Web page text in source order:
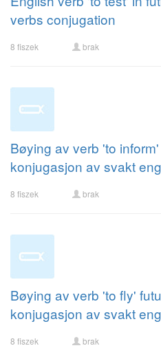
verbs conjugation
8 fiszek brak
Bøying av verb 'to
konjugasjon av svakt
8 fiszek brak
Bøying av verb 'to fly'
konjugasjon av svakt
8 fiszek brak